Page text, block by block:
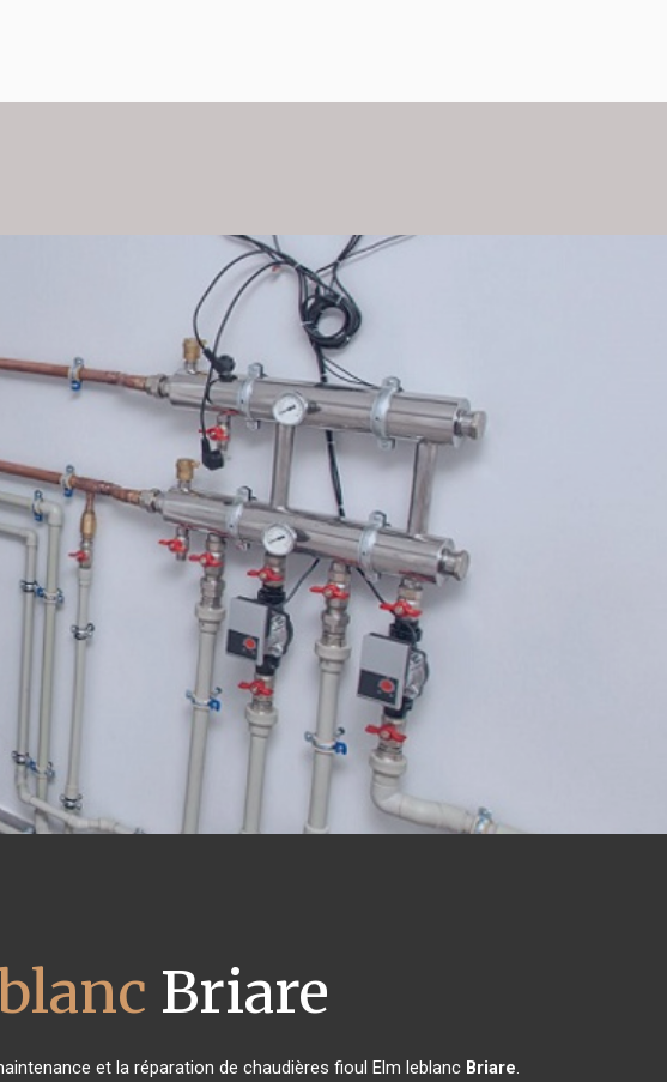
Briare
et la réparation de chaudières fioul Elm leblanc Briare.